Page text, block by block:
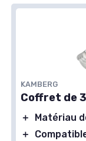
KAMBERG
Coffret de
＋ Matériau
＋